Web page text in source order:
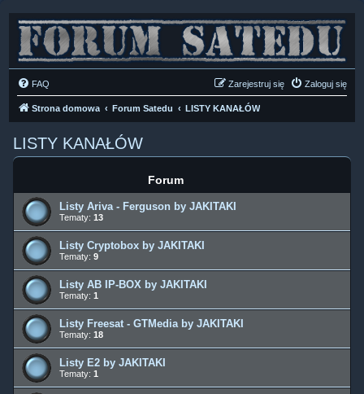
FAQ Zaloguj się
Zarejestruj się
Strona domowa Forum Satedu LISTY KANAŁÓW
LISTY KANAŁÓW
Forum
Listy Ariva - Ferguson by JAKITAKI
Tematy: 13
Listy Cryptobox by JAKITAKI
Tematy: 9
Listy AB IP-BOX by JAKITAKI
Tematy: 1
Listy Freesat - GTMedia by JAKITAKI
Tematy: 18
Listy E2 by JAKITAKI
Tematy: 1